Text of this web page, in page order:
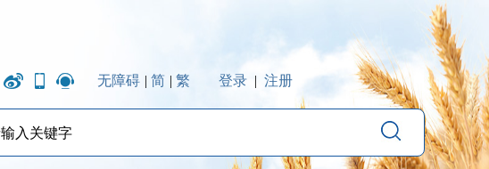
无障碍 | 简 | 繁 登录 | 注册